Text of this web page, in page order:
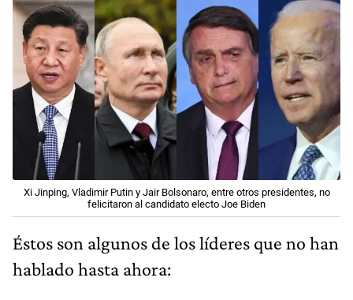
Xi Jinping, Vladimir Putin y Jair Bolsonaro, entre otros presidentes, no
felicitaron al candidato electo Joe Biden
Éstos son algunos de los líderes que no han
hablado hasta ahora: